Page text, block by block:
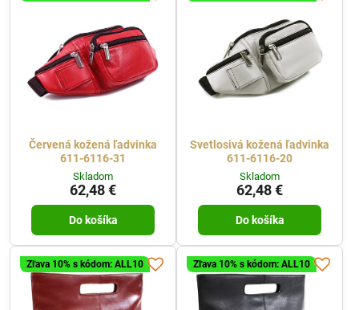
Červená kožená ľadvinka
611-6116-31
Skladom
62,48 €
Do košíka
Svetlosivá kožená ľadvinka
611-6116-20
Skladom
62,48 €
Do košíka
Zľava 10% s kódom: ALL10 Zľava 10% s kódom: ALL10